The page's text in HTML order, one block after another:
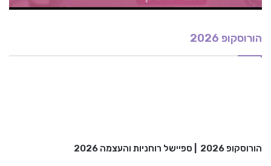
הורוסקופ 2026
הורוסקופ 2026 ספיישל רוחניות והעצמה 2026